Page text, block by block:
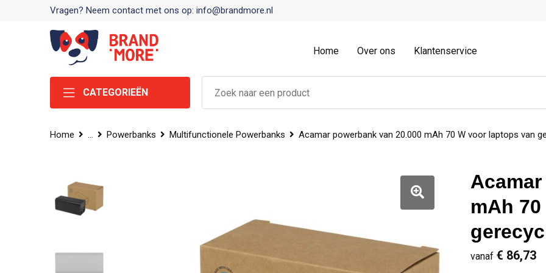
Vragen? Neem contact met ons op: info@brandmore.nl
Home Over ons Klantenservice
CATEGORIEËN
Home ... Powerbanks Multifunctionele Powerbanks Acamar powerbank van 20.000 mAh 70 W voor laptops van
mAh
vanaf € 86,73